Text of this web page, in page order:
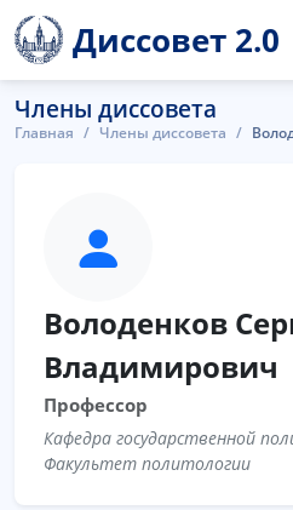
Диссовет 2.0
Члены диссовета
Главная Члены диссовета
Володенков
Владимирович
Профессор
Кафедра государственной
Факультет политологии